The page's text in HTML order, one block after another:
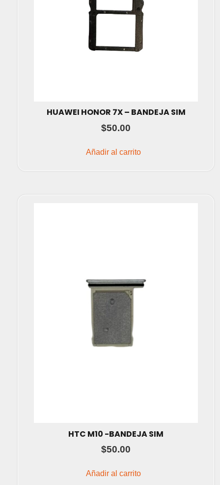
HUAWEI HONOR 7X – BANDEJA SIM
$50.00
Añadir al carrito
HTC M10 -BANDEJA SIM
$50.00
Añadir al carrito